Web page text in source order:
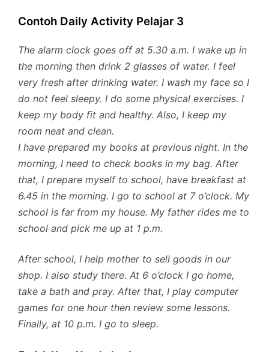
Contoh Daily Activity Pelajar 3
The alarm clock goes off at 5.30 a.m. I wake up in
the morning then drink 2 glasses of water. I feel
very fresh after drinking water. I wash my face so I
do not feel sleepy. I do some physical exercises. I
keep my body fit and healthy. Also, I keep my
room neat and clean.
I have prepared my books at previous night. In the
morning, I need to check books in my bag. After
that, I prepare myself to school, have breakfast at
6.45 in the morning. I go to school at 7 o’clock. My
school is far from my house. My father rides me to
school and pick me up at 1 p.m.
After school, I help mother to sell goods in our
shop. I also study there. At 6 o’clock I go home,
take a bath and pray. After that, I play computer
games for one hour then review some lessons.
Finally, at 10 p.m. I go to sleep.